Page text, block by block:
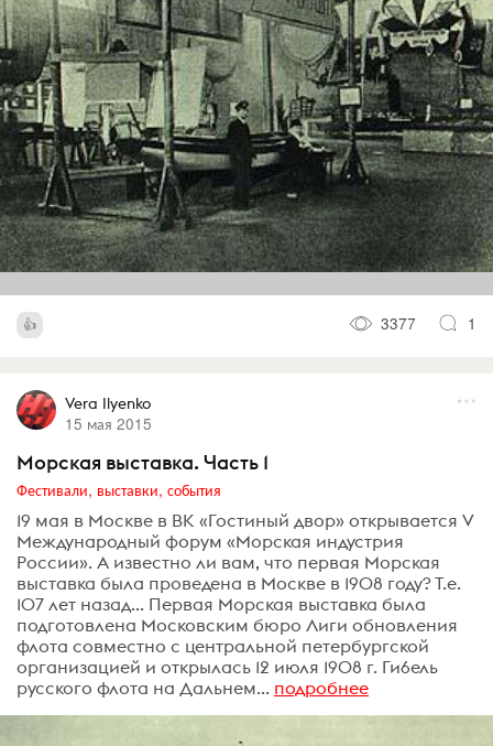
3377 1
Vera Ilyenko
15 мая 2015
Морская выставка. Часть 1
Фестивали, выставки, события
19 мая в Москве в ВК «Гостиный двор» открывается V
Международный форум «Морская индустрия
России». А известно ли вам, что первая Морская
выставка была проведена в Москве в 1908 году? Т.е.
107 лет назад... Первая Морская выставка была
подготовлена Московским бюро Лиги обновления
флота совместно с центральной петербургской
организацией и открылась 12 июля 1908 г. Ги6ель
русского флота на Дальнем... подробнее